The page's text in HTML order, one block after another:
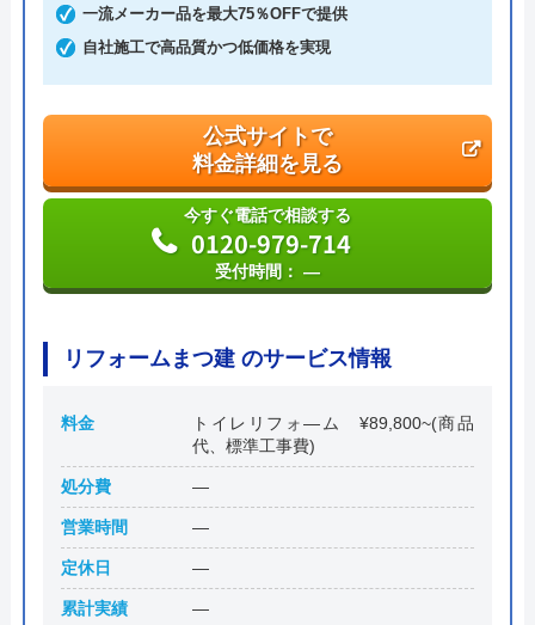
運営会社 株式会社交換できるくん
1998年11月13日設立
本社所在地
〒150-0011
東京都渋谷区東1丁目26-20 東京建物東
渋谷ビル
一流メーカー品を最大75％OFFで提供
自社施工で高品質かつ低価格を実現
公式サイトで
料金詳細を見る
今すぐ電話で相談する
0120-979-714
受付時間： ―
リフォームまつ建 のサービス情報
料金
トイレリフォ―ム ¥89,800~(商品
代、標準工事費)
処分費 ―
営業時間 ―
定休日 ―
累計実績 ―